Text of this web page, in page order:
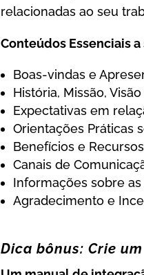
relacionadas ao seu
Conteúdos Essenciais
Boas-vindas e
História, Missão,
Expectativas em
Orientações Práticas
Benefícios e
Canais de
Informações sobre
Agradecimento e
Dica bônus: Crie